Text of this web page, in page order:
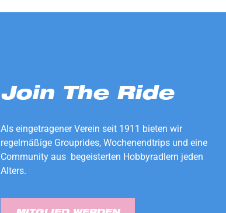
Join The Ride
Als eingetragener Verein seit 1911 bieten wir
regelmäßige Grouprides, Wochenendtrips und eine
Community aus begeisterten Hobbyradlern jeden
Alters.